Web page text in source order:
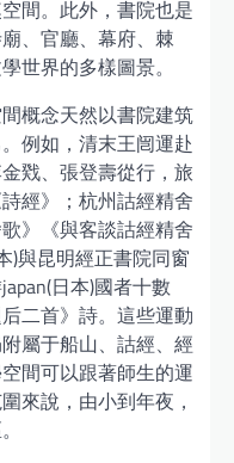
間。此外，書院也是
、官廳、幕府、棘
世界的多樣圖景。
概念天然以書院建筑
例如，清末王闿運赴
戣、張登壽從行，旅
經》；杭州詁經精舍
》《與客談詁經精舍
)與昆明經正書院同窗
日本)國者十數
二首》詩。這些運動
屬于船山、詁經、經
間可以跟著師生的運
來說，由小到年夜，